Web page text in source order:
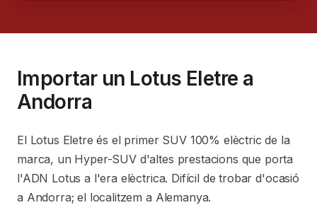
Importar un Lotus Eletre a
Andorra
El Lotus Eletre és el primer SUV 100% elèctric de la
marca, un Hyper-SUV d'altes prestacions que porta
l'ADN Lotus a l'era elèctrica. Difícil de trobar d'ocasió
a Andorra; el localitzem a Alemanya.